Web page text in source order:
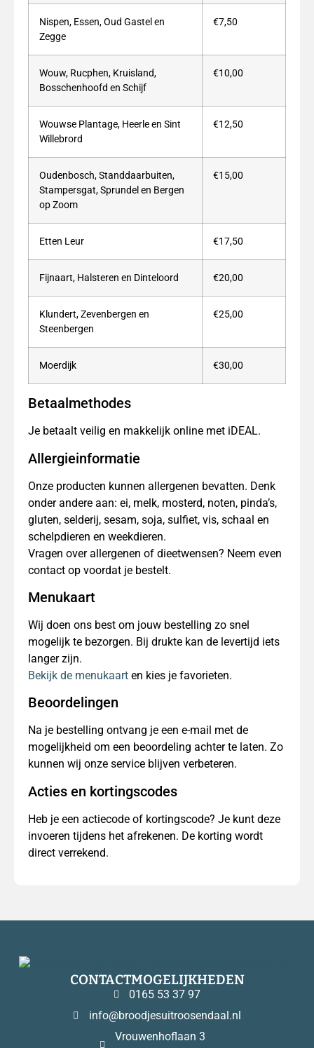
Nispen, Essen, Oud Gastel en
Zegge
€7,50
Wouw, Rucphen, Kruisland,
Bosschenhoofd en Schijf
€10,00
Wouwse Plantage, Heerle en Sint
Willebrord
€12,50
Oudenbosch, Standdaarbuiten,
Stampersgat, Sprundel en Bergen
op Zoom
€15,00
Etten Leur €17,50
Fijnaart, Halsteren en Dinteloord €20,00
Klundert, Zevenbergen en
Steenbergen
€25,00
Moerdijk €30,00
Betaalmethodes
Je betaalt veilig en makkelijk online met iDEAL.
Allergieinformatie
Onze producten kunnen allergenen bevatten. Denk
onder andere aan: ei, melk, mosterd, noten, pinda’s,
gluten, selderij, sesam, soja, sulfiet, vis, schaal en
schelpdieren en weekdieren.
Vragen over allergenen of dieetwensen? Neem even
contact op voordat je bestelt.
Menukaart
Wij doen ons best om jouw bestelling zo snel
mogelijk te bezorgen. Bij drukte kan de levertijd iets
langer zijn.
Bekijk de menukaart en kies je favorieten.
Beoordelingen
Na je bestelling ontvang je een e-mail met de
mogelijkheid om een beoordeling achter te laten. Zo
kunnen wij onze service blijven verbeteren.
Acties en kortingscodes
Heb je een actiecode of kortingscode? Je kunt deze
invoeren tijdens het afrekenen. De korting wordt
direct verrekend.
CONTACTMOGELIJKHEDEN
0165 53 37 97
info@broodjesuitroosendaal.nl
Vrouwenhoflaan 3